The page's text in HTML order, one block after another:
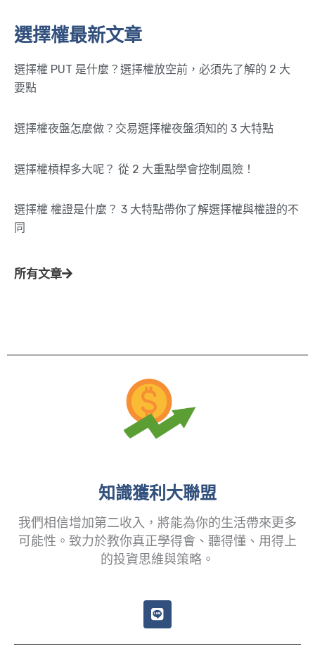
選擇權最新文章
選擇權 PUT 是什麼？選擇權放空前，必須先了解的 2 大
要點
選擇權夜盤怎麼做？交易選擇權夜盤須知的 3 大特點
選擇權槓桿多大呢？ 從 2 大重點學會控制風險！
選擇權 權證是什麼？ 3 大特點帶你了解選擇權與權證的不
同
所有文章
知識獲利大聯盟
我們相信增加第二收入，將能為你的生活帶來更多
可能性。致力於教你真正學得會、聽得懂、用得上
的投資思維與策略。
L
i